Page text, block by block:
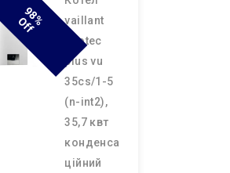
9
8
% O
F
F
vaillant
ecotec
plus vu
35cs/1-5
(n-int2),
35,7 квт
конденса
ційний